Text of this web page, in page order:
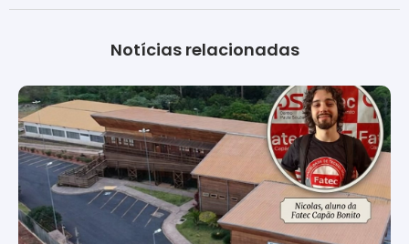
Notícias relacionadas